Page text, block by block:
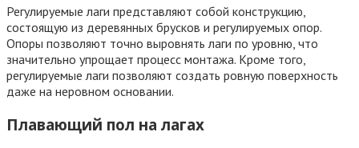
Регулируемые лаги представляют собой конструкцию,
состоящую из деревянных брусков и регулируемых опор.
Опоры позволяют точно выровнять лаги по уровню, что
значительно упрощает процесс монтажа. Кроме того,
регулируемые лаги позволяют создать ровную поверхность
даже на неровном основании.
Плавающий пол на лагах